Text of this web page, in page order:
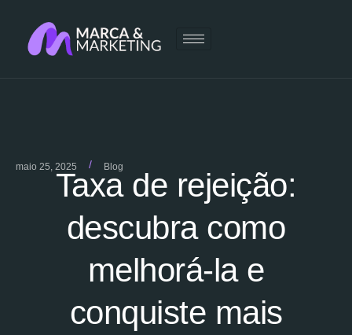
maio 25, 2025 / Blog
Taxa de rejeição:
descubra como
melhorá-la e
conquiste mais